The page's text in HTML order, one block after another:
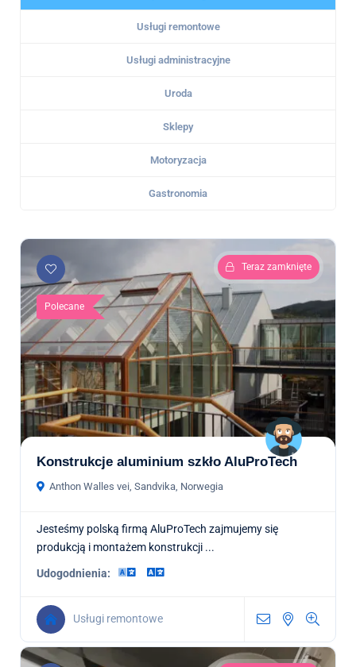
Usługi remontowe
Usługi administracyjne
Uroda
Sklepy
Motoryzacja
Gastronomia
Polecane
Teraz zamknięte
Konstrukcje aluminium szkło AluProTech
Anthon Walles vei, Sandvika, Norwegia
Jesteśmy polską firmą AluProTech zajmujemy się
produkcją i montażem konstrukcji ...
Udogodnienia:
Usługi remontowe